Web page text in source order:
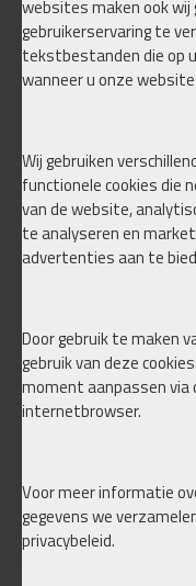
websites maken ook wij
gebruikerservaring te
tekstbestanden die op
wanneer u onze
Wij gebruiken
functionele cookies die
van de website,
te analyseren en
advertenties aan te
Door gebruik te maken
gebruik van deze
moment aanpassen via
internetbrowser.
Voor meer informatie
gegevens we
privacybeleid.
BNHF BUDGET REAR BAG
KAMERS
€ 647,35
BNHF KONI TYPE 4 FRONT
Koop nu